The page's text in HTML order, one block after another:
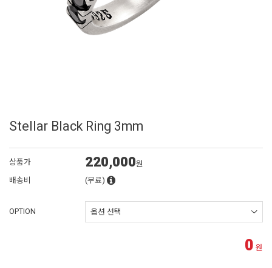
Stellar Black Ring 3mm
상품가 220,000원
배송비
(무료)
OPTION
0 원